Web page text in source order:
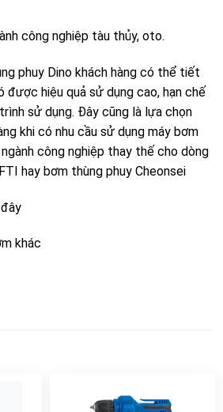
công nghiệp tàu thủy, oto.
phuy Dino khách hàng có thể tiết
được hiệu quả sử dụng cao, hạn chế
sử dụng. Đây cũng là lựa chọn
khi có nhu cầu sử dụng máy bơm
công nghiệp thay thế cho dòng
hay bơm thùng phuy Cheonsei
khác